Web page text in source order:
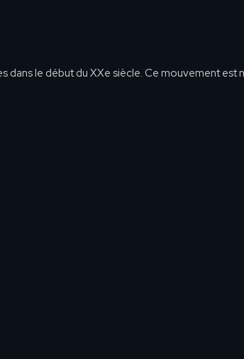
le début du XXe siècle. Ce mouvement